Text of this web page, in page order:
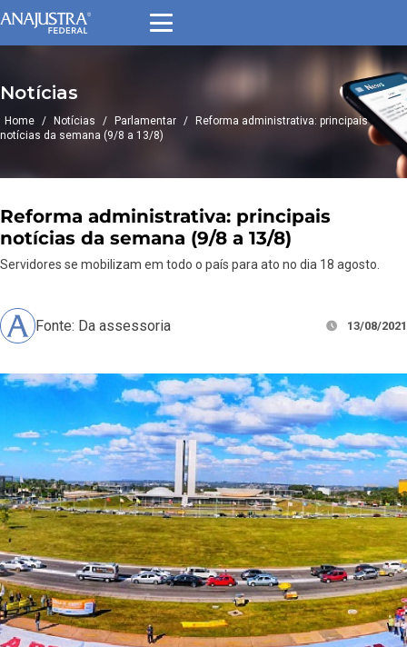
Notícias
Home / Notícias / Parlamentar /
Reforma administrativa: principais
notícias da semana (9/8 a 13/8)
Reforma administrativa: principais
notícias da semana (9/8 a 13/8)
Servidores se mobilizam em todo o país para ato no dia 18 agosto.
Fonte: Da assessoria 13/08/2021